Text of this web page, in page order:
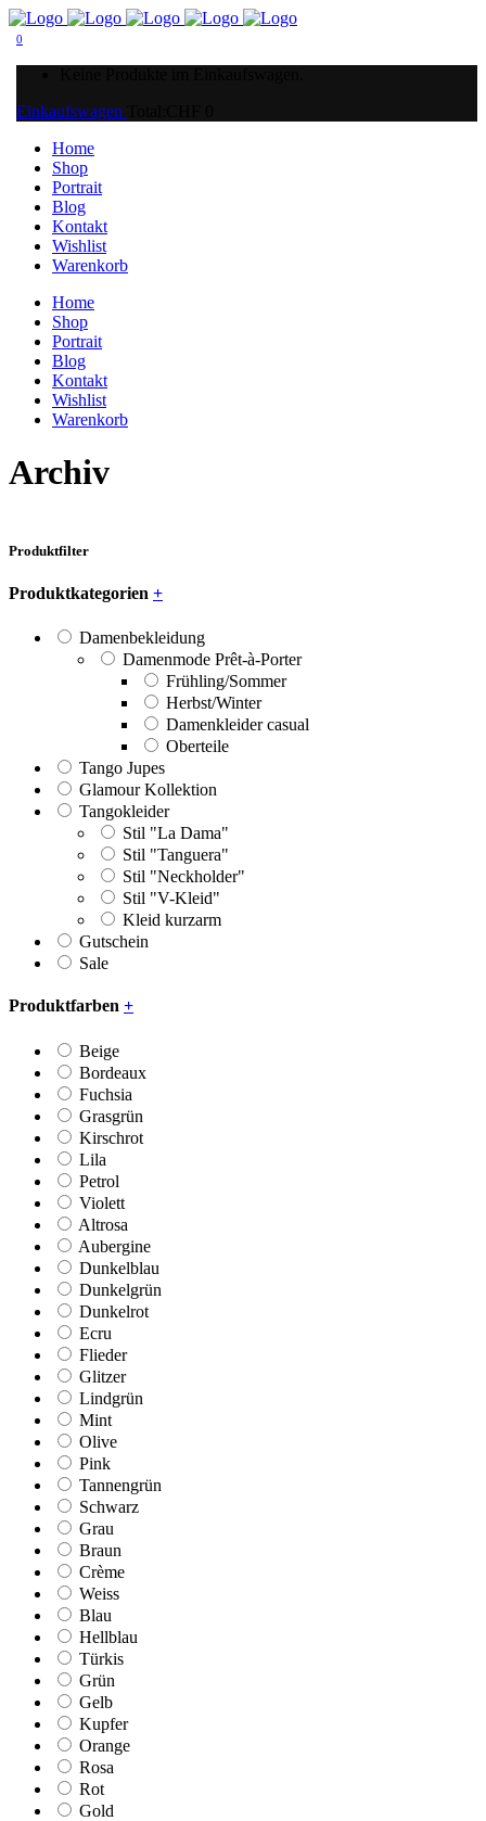
0
Einkaufswagen
Home
Shop
Portrait
Blog
Kontakt
Wishlist
Warenkorb
Home
Shop
Portrait
Blog
Kontakt
Wishlist
Warenkorb
Archiv
Produktfilter
Produktkategorien +
Damenbekleidung
Damenmode Prêt-à-Porter
Frühling/Sommer
Herbst/Winter
Damenkleider casual
Oberteile
Tango Jupes
Glamour Kollektion
Tangokleider
Stil "La Dama"
Stil "Tanguera"
Stil "Neckholder"
Stil "V-Kleid"
Kleid kurzarm
Gutschein
Sale
Produktfarben +
Beige
Bordeaux
Fuchsia
Grasgrün
Kirschrot
Lila
Petrol
Violett
Altrosa
Aubergine
Dunkelblau
Dunkelgrün
Dunkelrot
Ecru
Flieder
Glitzer
Lindgrün
Mint
Olive
Pink
Tannengrün
Schwarz
Grau
Braun
Crème
Weiss
Blau
Hellblau
Türkis
Grün
Gelb
Kupfer
Orange
Rosa
Rot
Gold